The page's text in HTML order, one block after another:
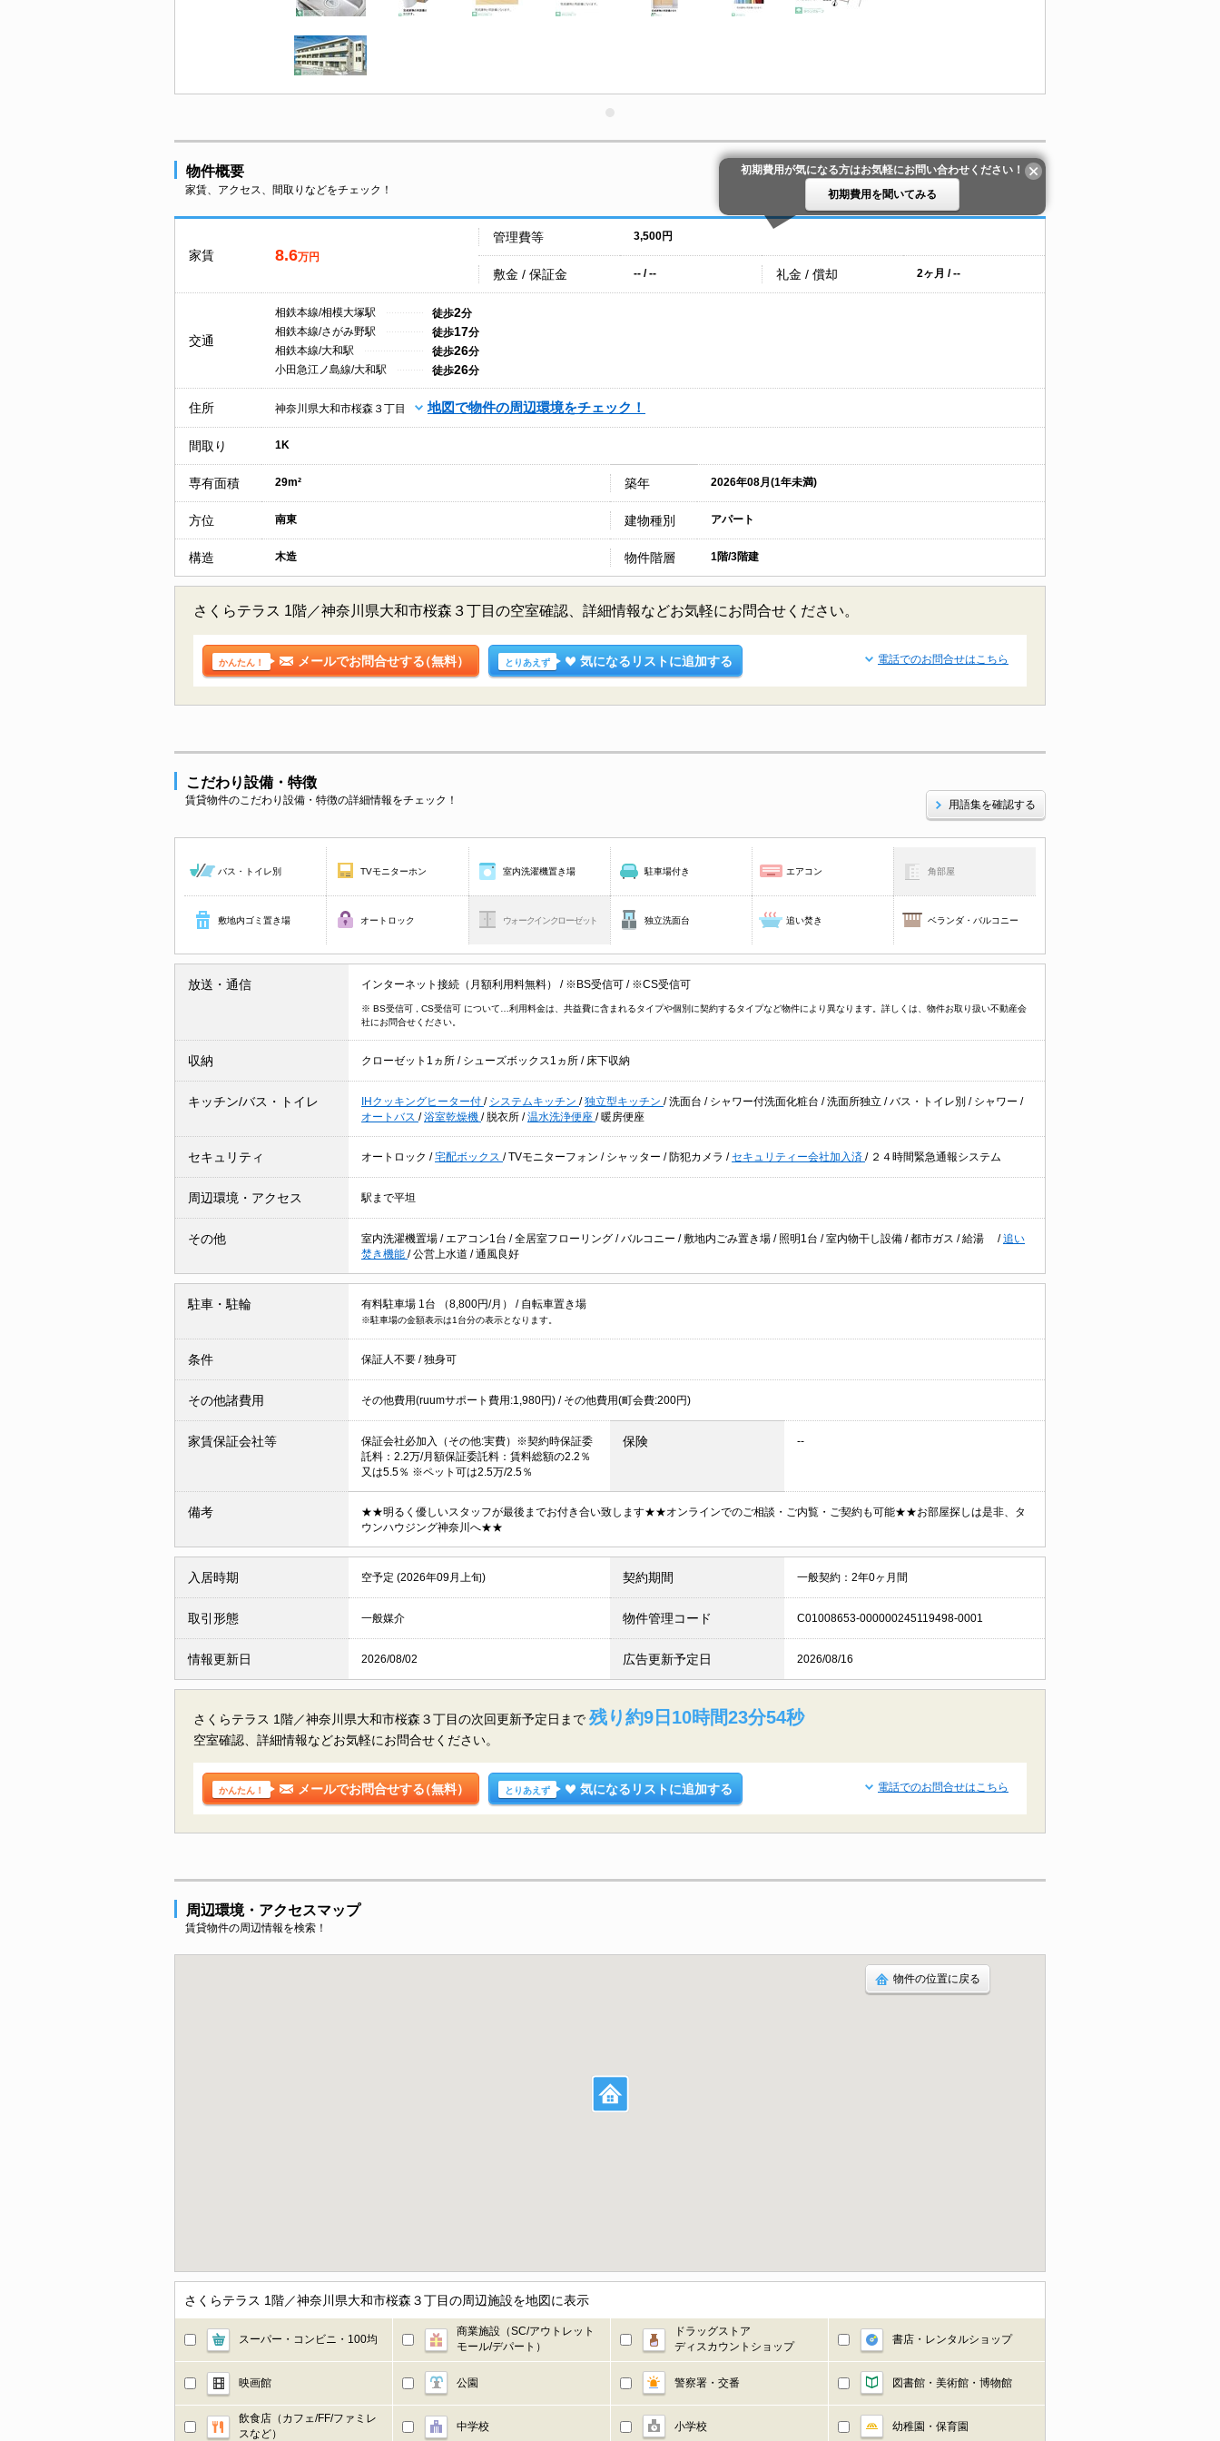
物件概要
家賃、アクセス、間取りなどをチェック！
初期費用が気になる方はお気軽にお問い合わせください！
初期費用を聞いてみる
家賃 8.6万円
管理費等 3,500円
敷金 / 保証金 -- / -- 礼金 / 償却 2ヶ月 / --
交通
相鉄本線/相模大塚駅 徒歩2分
相鉄本線/さがみ野駅
徒歩17分
相鉄本線/大和駅
徒歩26分
小田急江ノ島線/大和駅
徒歩26分
住所 神奈川県大和市桜森３丁目 地図で物件の周辺環境をチェック！
間取り 1K
専有面積 29m² 築年 2026年08月(1年未満)
方位 南東 建物種別 アパート
構造 木造 物件階層 1階/3階建
さくらテラス 1階／神奈川県大和市桜森３丁目の空室確認、詳細情報などお気軽にお問合せください。
かんたん！ メールでお問合せする（無料） とりあえず 気になるリストに追加する 電話でのお問合せはこちら
こだわり設備・特徴
賃貸物件のこだわり設備・特徴の詳細情報をチェック！ 用語集を確認する
バス・トイレ別 TVモニターホン 室内洗濯機置き場 駐車場付き エアコン 角部屋
敷地内ゴミ置き場 オートロック ウォークインクローゼット 独立洗面台 追い焚き ベランダ・バルコニー
放送・通信 インターネット接続（月額利用料無料） / ※BS受信可 / ※CS受信可
※ BS受信可 , CS受信可 について…利用料金は、共益費に含まれるタイプや個別に契約するタイプなど物件により異なります。詳しくは、物件お取り扱い不動産会
社にお問合せください。
収納 クローゼット1ヵ所 / シューズボックス1ヵ所 / 床下収納
キッチン/バス・トイレ IHクッキングヒーター付 / システムキッチン /独立型キッチン /洗面台 / シャワー付洗面化粧台 /洗面所独立 /バス・トイレ別 / シャワー /
オートバス /浴室乾燥機 / 脱衣所 /温水洗浄便座 / 暖房便座
セキュリティ オートロック /宅配ボックス /TVモニターフォン / シャッター / 防犯カメラ /セキュリティー会社加入済 / ２４時間緊急通報システム
周辺環境・アクセス 駅まで平坦
その他 室内洗濯機置場 / エアコン1台 /全居室フローリング /バルコニー /敷地内ごみ置き場 / 照明1台 /室内物干し設備 /都市ガス /給湯 /追い
焚き機能 /公営上水道 /通風良好
駐車・駐輪 有料駐車場 1台 （8,800円/月） / 自転車置き場
※駐車場の金額表示は1台分の表示となります。
条件 保証人不要 /独身可
その他諸費用 その他費用(ruumサポート費用:1,980円) / その他費用(町会費:200円)
家賃保証会社等
保証会社必加入（その他:実費）※契約時保証委
託料：2.2万/月額保証委託料：賃料総額の2.2％
又は5.5％ ※ペット可は2.5万/2.5％
保険 --
備考
★★明るく優しいスタッフが最後までお付き合い致します★★オンラインでのご相談・ご内覧・ご契約も可能★★お部屋探しは是非、タ
ウンハウジング神奈川へ★★
入居時期 空予定 (2026年09月上旬) 契約期間 一般契約：2年0ヶ月間
取引形態 一般媒介 物件管理コード C01008653-000000245119498-0001
情報更新日 2026/08/02 広告更新予定日 2026/08/16
さくらテラス 1階／神奈川県大和市桜森３丁目の次回更新予定日まで 残り約9日10時間23分53秒
空室確認、詳細情報などお気軽にお問合せください。
かんたん！ メールでお問合せする（無料） とりあえず 気になるリストに追加する 電話でのお問合せはこちら
周辺環境・アクセスマップ
賃貸物件の周辺情報を検索！
物件の位置に戻る
さくらテラス 1階／神奈川県大和市桜森３丁目の周辺施設を地図に表示
スーパー・コンビニ・100均
商業施設（SC/アウトレット
モール/デパート）
ドラッグストア
ディスカウントショップ
書店・レンタルショップ
映画館 公園 警察署・交番 図書館・美術館・博物館
飲食店（カフェ/FF/ファミレ
スなど）
中学校 小学校 幼稚園・保育園